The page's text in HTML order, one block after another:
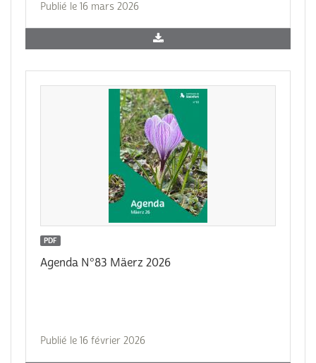
Publié le 16 mars 2026
PDF
Agenda N°83 Mäerz 2026
Publié le 16 février 2026